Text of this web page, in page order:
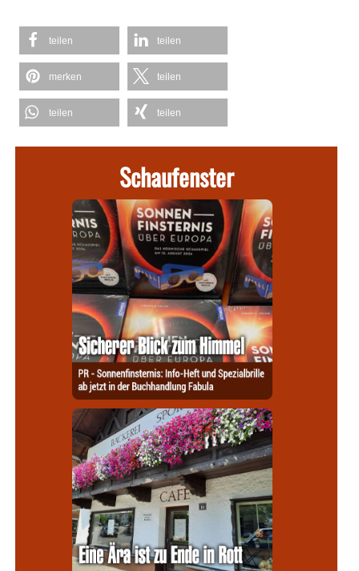
teilen teilen
merken teilen
teilen teilen
Schaufenster